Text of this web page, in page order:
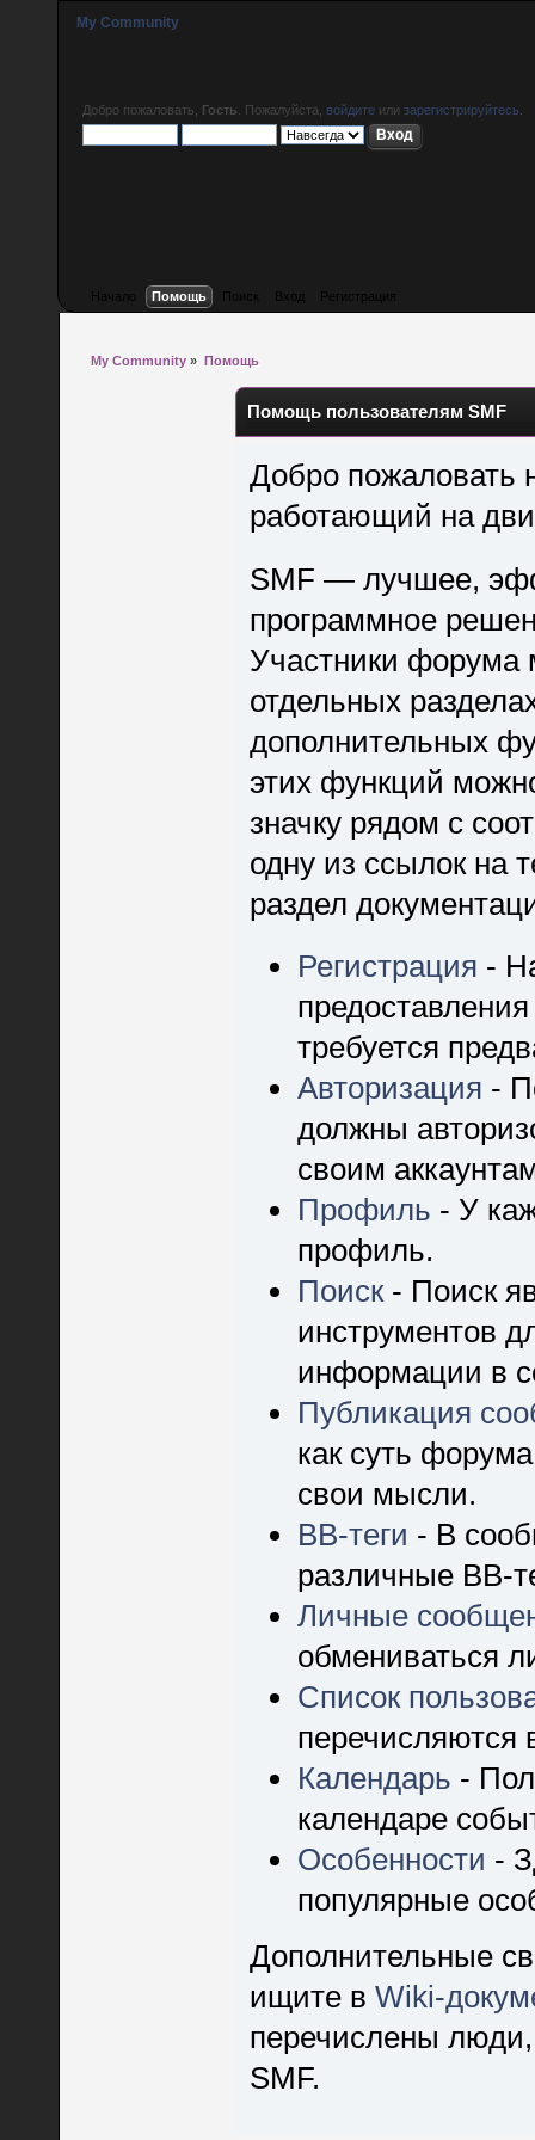
My Community
Добро пожаловать, Гость . Пожалуйста, войдите или зарегистрируйтесь
Начало Помощь Поиск Вход Регистрация
My Community » Помощь
Помощь пользователям SMF
Добро пожаловать
работающий на
SMF — лучшее,
программное
Участники форума
отдельных
дополнительных
этих функций
значку рядом с
одну из ссылок на
раздел
Регистрация -
требуется
Авторизация -
должны
своим
Профиль - У
профиль.
Поиск- Поиск
инструментов
информации в
Публикация
как суть
свои мысли.
BB-теги - В
различные BB-
Личные
обмениваться
Список
перечисляются
Календарь -
календаре
Особенности -
популярные
Дополнительные
ищите вWiki-
перечислены
SMF.